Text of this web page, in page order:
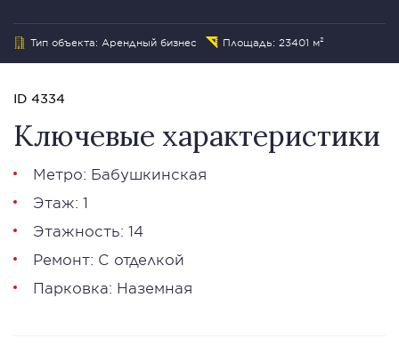
Тип объекта: Арендный бизнес Площадь: 23401 м²
ID 4334
Ключевые характеристики
Метро: Бабушкинская
Этаж: 1
Этажность: 14
Ремонт: С отделкой
Парковка: Наземная